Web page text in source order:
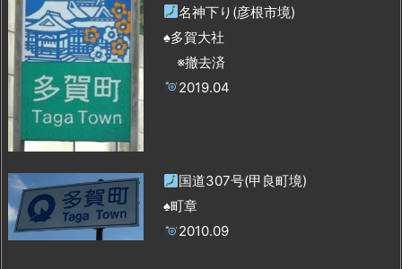
名神下り(彦根市境)
♠多賀大社
※撤去済
2019.04
国道307号(甲良町境)
♠町章
2010.09